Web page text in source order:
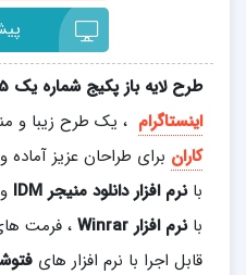
طرح لایه باز پکیج شماره یک 15 عددی
اینستاگرام ، یک طرح زیبا و
کاران برای طراحان عزیز آماده
بانرم افزار دانلود منیجر IDM
بانرم افزار Winrar ، فرمت
قابل اجرا با نرم افزار های